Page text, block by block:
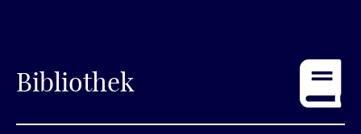
Service
Bibliothek